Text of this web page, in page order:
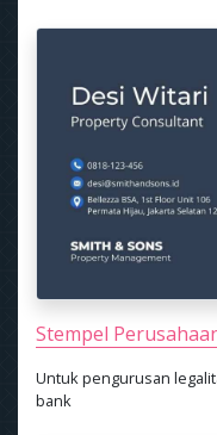
Stempel
Untuk pengurusan
bank